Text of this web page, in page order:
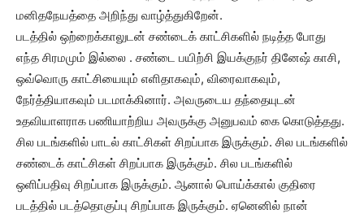
மனிதநேயத்தை அறிந்து வாழ்த்துகிறேன்.
படத்தில் ஒற்றைக்காலுடன் சண்டைக் காட்சிகளில் நடித்த போது
எந்த சிரமமும் இல்லை . சண்டை பயிற்சி இயக்குநர் தினேஷ் காசி,
ஒவ்வொரு காட்சியையும் எளிதாகவும், விரைவாகவும்,
நேர்த்தியாகவும் படமாக்கினார். அவருடைய தந்தையுடன்
உதவியாளராக பணியாற்றிய அவருக்கு அனுபவம் கை கொடுத்தது.
சில படங்களில் பாடல் காட்சிகள் சிறப்பாக இருக்கும். சில படங்களில்
சண்டைக் காட்சிகள் சிறப்பாக இருக்கும். சில படங்களில்
ஒளிப்பதிவு சிறப்பாக இருக்கும். ஆனால் பொய்க்கால் குதிரை
படத்தில் படத்தொகுப்பு சிறப்பாக இருக்கும். ஏனெனில் நான்